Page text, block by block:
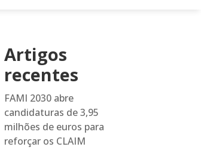
Artigos
recentes
FAMI 2030 abre
candidaturas de 3,95
milhões de euros para
reforçar os CLAIM